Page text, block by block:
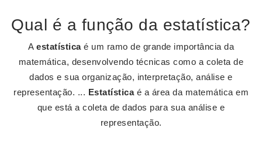
Qual é a função da estatística?
A estatísticaé um ramo de grande importância da
matemática, desenvolvendo técnicas como a coleta de
dados e sua organização, interpretação, análise e
representação. ... Estatísticaé a área da matemática em
que está a coleta de dados para sua análise e
representação.